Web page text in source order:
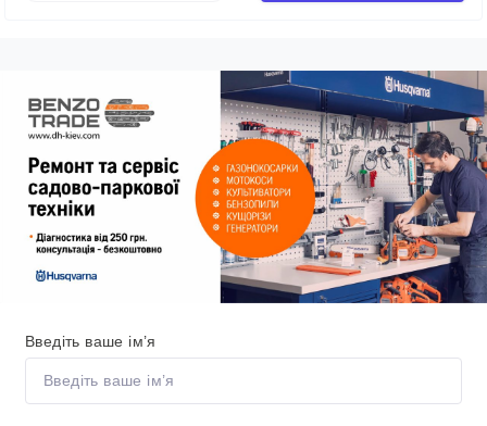
Введіть ваше ім’я